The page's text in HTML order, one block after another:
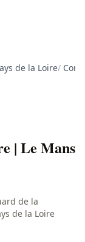
de la Loire/
| Le Mans
de la
de la Loire